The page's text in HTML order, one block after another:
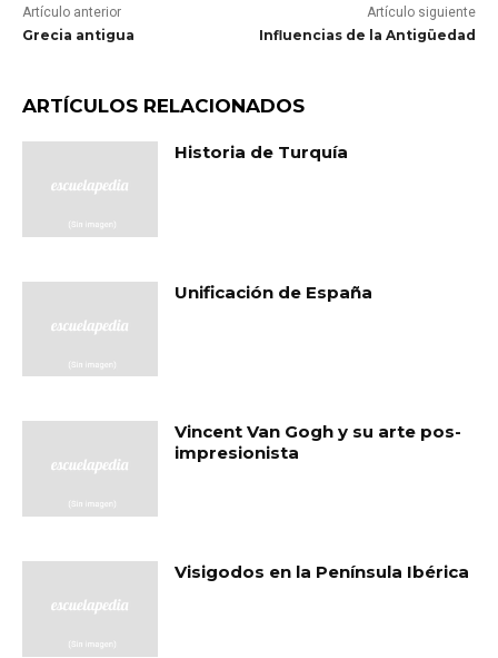
Artículo anterior
Grecia antigua
Artículo siguiente
Influencias de la Antigüedad
ARTÍCULOS RELACIONADOS
Historia de Turquía
Unificación de España
Vincent Van Gogh y su arte pos-
impresionista
Visigodos en la Península Ibérica